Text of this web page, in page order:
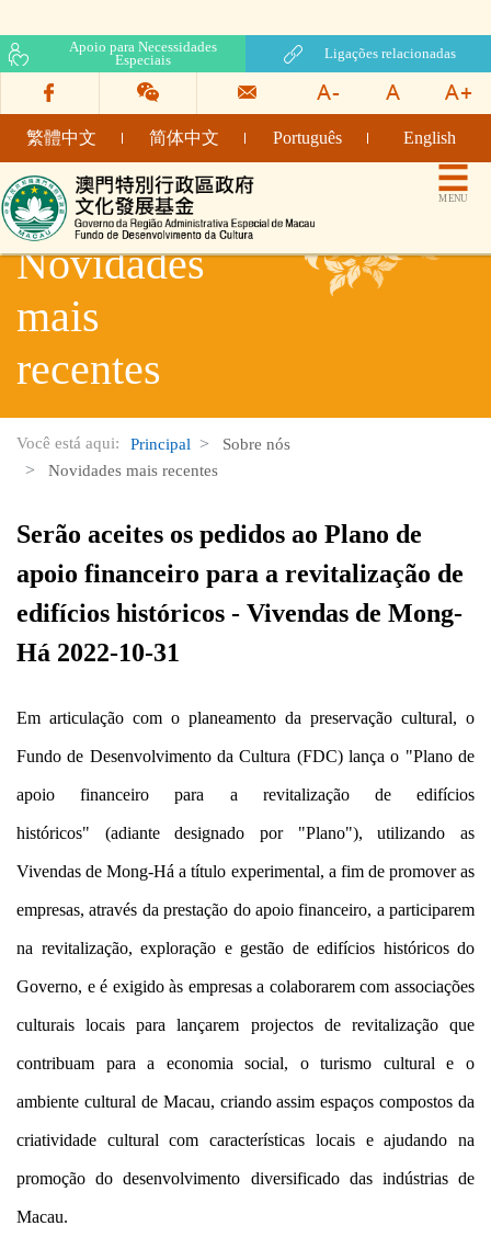
Apoio para Necessidades
Especiais
Ligações relacionadas
繁體中文 简体中文 Português English
Fundo de Desenvolvimento da Cultura
MENU
Novidades
mais
recentes
Você está aqui: Principal
Sobre nós
Novidades mais recentes
Serão aceites os pedidos ao Plano de
apoio financeiro para a revitalização de
edifícios históricos - Vivendas de Mong-
Há 2022-10-31
Em articulação com o planeamento da preservação cultural, o
Fundo de Desenvolvimento da Cultura (FDC) lança o "Plano de
apoio financeiro para a revitalização de edifícios
históricos" (adiante designado por "Plano"), utilizando as
Vivendas de Mong-Há a título experimental, a fim de promover as
empresas, através da prestação do apoio financeiro, a participarem
na revitalização, exploração e gestão de edifícios históricos do
Governo, e é exigido às empresas a colaborarem com associações
culturais locais para lançarem projectos de revitalização que
contribuam para a economia social, o turismo cultural e o
ambiente cultural de Macau, criando assim espaços compostos da
criatividade cultural com características locais e ajudando na
promoção do desenvolvimento diversificado das indústrias de
Macau.